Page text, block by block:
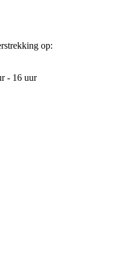
op:
- 16 uur